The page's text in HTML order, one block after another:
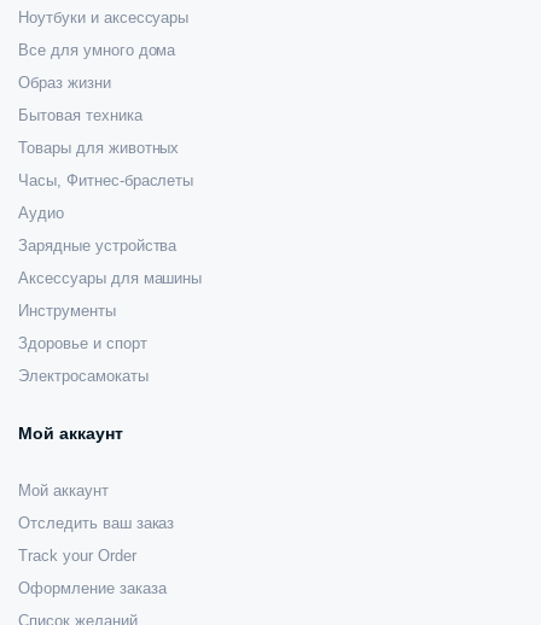
Ноутбуки и аксессуары
Все для умного дома
Образ жизни
Бытовая техника
Товары для животных
Часы, Фитнес-браслеты
Аудио
Зарядные устройства
Аксессуары для машины
Инструменты
Здоровье и спорт
Электросамокаты
Мой аккаунт
Мой аккаунт
Отследить ваш заказ
Track your Order
Оформление заказа
Список желаний